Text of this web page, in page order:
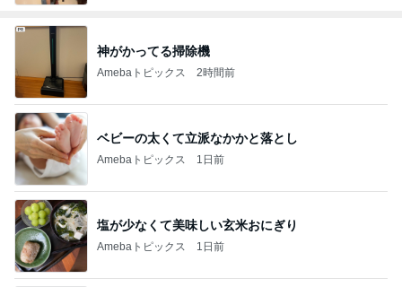
神がかってる掃除機
Amebaトピックス 2時間前
ベビーの太くて立派なかかと落とし
Amebaトピックス 1日前
塩が少なくて美味しい玄米おにぎり
Amebaトピックス 1日前